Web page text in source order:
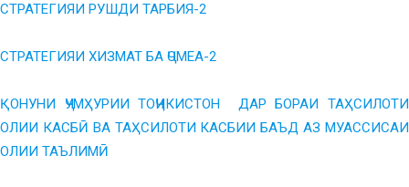
СТРАТЕГИЯИ РУШДИ ТАРБИЯ-2
СТРАТЕГИЯИ ХИЗМАТ БА ҶОМЕА-2
ҚОНУНИ ҶУМҲУРИИ ТОҶИКИСТОН ДАР БОРАИ ТАҲСИЛОТИ
ОЛИИ КАСБӢ ВА ТАҲСИЛОТИ КАСБИИ БАЪД АЗ МУАССИСАИ
ОЛИИ ТАЪЛИМӢ